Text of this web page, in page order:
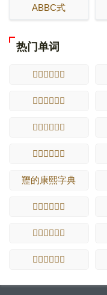
ABBC式
热门单词
𪋔的康熙字典
𪋗的康熙字典
𪋙的康熙字典
𪋝的康熙字典
䍽的康熙字典
𪋦的康熙字典
𪋫的康熙字典
𪋮的康熙字典